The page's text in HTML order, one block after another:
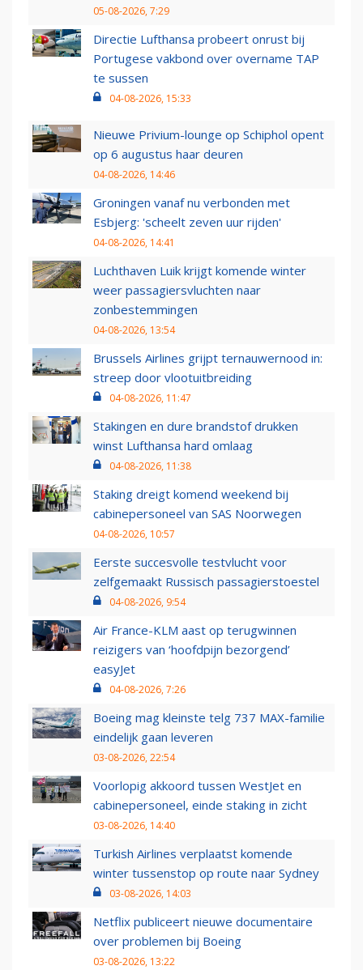
05-08-2026, 7:29
Directie Lufthansa probeert onrust bij
Portugese vakbond over overname TAP
te sussen
04-08-2026, 15:33
Nieuwe Privium-lounge op Schiphol opent
op 6 augustus haar deuren
04-08-2026, 14:46
Groningen vanaf nu verbonden met
Esbjerg: 'scheelt zeven uur rijden'
04-08-2026, 14:41
Luchthaven Luik krijgt komende winter
weer passagiersvluchten naar
zonbestemmingen
04-08-2026, 13:54
Brussels Airlines grijpt ternauwernood in:
streep door vlootuitbreiding
04-08-2026, 11:47
Stakingen en dure brandstof drukken
winst Lufthansa hard omlaag
04-08-2026, 11:38
Staking dreigt komend weekend bij
cabinepersoneel van SAS Noorwegen
04-08-2026, 10:57
Eerste succesvolle testvlucht voor
zelfgemaakt Russisch passagierstoestel
04-08-2026, 9:54
Air France-KLM aast op terugwinnen
reizigers van ‘hoofdpijn bezorgend’
easyJet
04-08-2026, 7:26
Boeing mag kleinste telg 737 MAX-familie
eindelijk gaan leveren
03-08-2026, 22:54
Voorlopig akkoord tussen WestJet en
cabinepersoneel, einde staking in zicht
03-08-2026, 14:40
Turkish Airlines verplaatst komende
winter tussenstop op route naar Sydney
03-08-2026, 14:03
Netflix publiceert nieuwe documentaire
over problemen bij Boeing
03-08-2026, 13:22